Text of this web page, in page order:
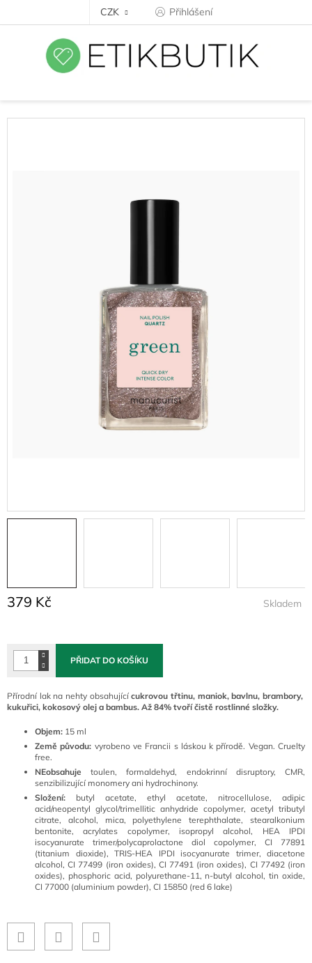
CZK Přihlášení
379 Kč Skladem
PŘIDAT DO KOŠÍKU
Přírodní lak na nehty obsahující cukrovou třtinu, maniok, bavlnu, brambory,
kukuřici, kokosový olej a bambus. Až 84% tvoří čistě rostlinné složky.
Objem: 15 ml
Země původu: vyrobeno ve Francii s láskou k přírodě. Vegan. Cruelty
free.
NEobsahuje toulen, formaldehyd, endokrinní disruptory, CMR,
senzibilizující monomery ani hydrochinony.
Složení: butyl acetate, ethyl acetate, nitrocellulose, adipic
acid/neopentyl glycol/trimellitic anhydride copolymer, acetyl tributyl
citrate, alcohol, mica, polyethylene terephthalate, stearalkonium
bentonite, acrylates copolymer, isopropyl alcohol, HEA IPDI
isocyanurate trimer/polycaprolactone diol copolymer, CI 77891
(titanium dioxide), TRIS-HEA IPDI isocyanurate trimer, diacetone
alcohol, CI 77499 (iron oxides), CI 77491 (iron oxides), CI 77492 (iron
oxides), phosphoric acid, polyurethane-11, n-butyl alcohol, tin oxide,
CI 77000 (aluminium powder), CI 15850 (red 6 lake)